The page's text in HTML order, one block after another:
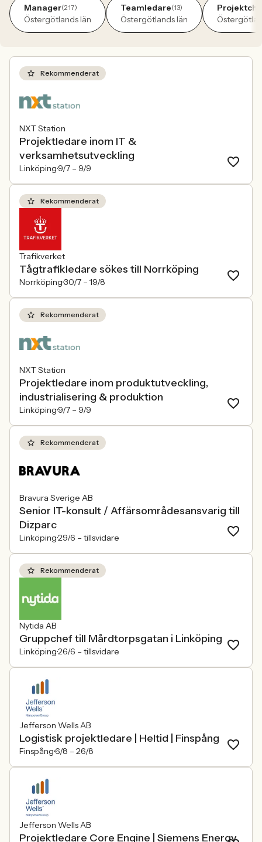
Manager(217)
Östergötlands län
Teamledare(13)
Östergötlands län
Rekommenderat
NXT Station
Projektledare inom IT &
verksamhetsutveckling
Linköping 9/7 – 9/9
Rekommenderat
Trafikverket
Tågtrafikledare sökes till Norrköping
Norrköping30/7 – 19/8
Rekommenderat
NXT Station
Projektledare inom produktutveckling,
industrialisering & produktion
Linköping 9/7 – 9/9
Rekommenderat
Bravura Sverige AB
Senior IT-konsult / Affärsområdesansvarig till
Dizparc
Linköping29/6 – tillsvidare
Rekommenderat
Nytida AB
Gruppchef till Mårdtorpsgatan i Linköping
Linköping26/6 – tillsvidare
Jefferson Wells AB
Logistisk projektledare | Heltid | Finspång
Finspång6/8 – 26/8
Jefferson Wells AB
Projektledare Core Engine | Siemens Energy